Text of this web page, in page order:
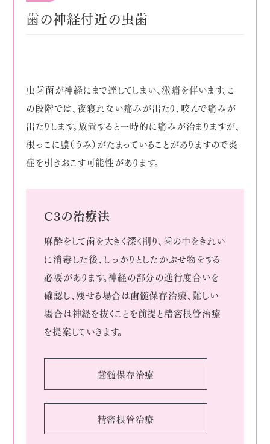
歯の神経付近の虫歯
虫歯菌が神経にまで達してしまい、激痛を伴います。こ
の段階では、夜寝れない痛みが出たり、咬んで痛みが
出たりします。放置すると一時的に痛みが治まりますが、
根っこに膿（うみ）がたまっていることがありますので炎
症を引きおこす可能性があります。
C3の治療法
麻酔をして歯を大きく深く削り、歯の中をきれい
に消毒した後、しっかりとしたかぶせ物をする
必要があります。神経の部分の進行度合いを
確認し、残せる場合は歯髄保存治療、難しい
場合は神経を抜くことを前提と精密根管治療
を提案していきます。
歯髄保存治療
精密根管治療